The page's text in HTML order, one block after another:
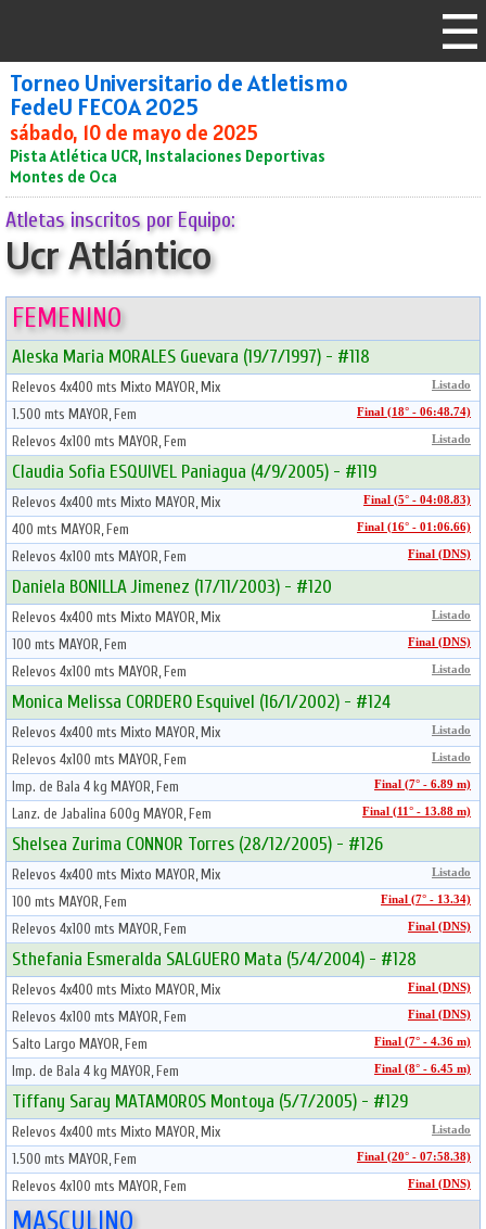
Torneo Universitario de Atletismo
FedeU FECOA 2025
sábado, 10 de mayo de 2025
Pista Atlética UCR, Instalaciones Deportivas
Montes de Oca
Atletas inscritos por Equipo:
Ucr Atlántico
FEMENINO
Aleska Maria MORALES Guevara (19/7/1997) - #118
Relevos 4x400 mts Mixto MAYOR, Mix Listado
1.500 mts MAYOR, Fem Final (18° - 06:48.74)
Relevos 4x100 mts MAYOR, Fem Listado
Claudia Sofia ESQUIVEL Paniagua (4/9/2005) - #119
Relevos 4x400 mts Mixto MAYOR, Mix Final (5° - 04:08.83)
400 mts MAYOR, Fem Final (16° - 01:06.66)
Relevos 4x100 mts MAYOR, Fem Final (DNS)
Daniela BONILLA Jimenez (17/11/2003) - #120
Relevos 4x400 mts Mixto MAYOR, Mix Listado
100 mts MAYOR, Fem Final (DNS)
Relevos 4x100 mts MAYOR, Fem Listado
Monica Melissa CORDERO Esquivel (16/1/2002) - #124
Relevos 4x400 mts Mixto MAYOR, Mix Listado
Relevos 4x100 mts MAYOR, Fem Listado
Imp. de Bala 4 kg MAYOR, Fem Final (7° - 6.89 m)
Lanz. de Jabalina 600g MAYOR, Fem Final (11° - 13.88 m)
Shelsea Zurima CONNOR Torres (28/12/2005) - #126
Relevos 4x400 mts Mixto MAYOR, Mix Listado
100 mts MAYOR, Fem Final (7° - 13.34)
Relevos 4x100 mts MAYOR, Fem Final (DNS)
Sthefania Esmeralda SALGUERO Mata (5/4/2004) - #128
Relevos 4x400 mts Mixto MAYOR, Mix Final (DNS)
Relevos 4x100 mts MAYOR, Fem Final (DNS)
Salto Largo MAYOR, Fem Final (7° - 4.36 m)
Imp. de Bala 4 kg MAYOR, Fem Final (8° - 6.45 m)
Tiffany Saray MATAMOROS Montoya (5/7/2005) - #129
Relevos 4x400 mts Mixto MAYOR, Mix Listado
1.500 mts MAYOR, Fem Final (20° - 07:58.38)
Relevos 4x100 mts MAYOR, Fem Final (DNS)
MASCULINO